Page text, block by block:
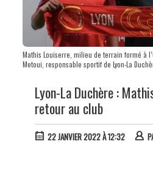
Mathis Louiserre, milieu de terrain formé à
Metoui, responsable sportif de Lyon-La
Lyon-La Duchère :
retour au club
22 JANVIER 2022 À 12:32